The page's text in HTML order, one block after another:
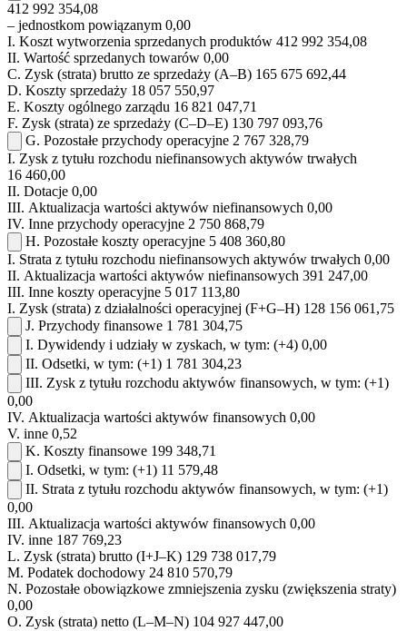
412 992 354,08
– jednostkom powiązanym 0,00
I. Koszt wytworzenia sprzedanych produktów 412 992 354,08
II. Wartość sprzedanych towarów 0,00
C. Zysk (strata) brutto ze sprzedaży (A–B) 165 675 692,44
D. Koszty sprzedaży 18 057 550,97
E. Koszty ogólnego zarządu 16 821 047,71
F. Zysk (strata) ze sprzedaży (C–D–E) 130 797 093,76
G. Pozostałe przychody operacyjne 2 767 328,79
I. Zysk z tytułu rozchodu niefinansowych aktywów trwałych
16 460,00
II. Dotacje 0,00
III. Aktualizacja wartości aktywów niefinansowych 0,00
IV. Inne przychody operacyjne 2 750 868,79
H. Pozostałe koszty operacyjne 5 408 360,80
I. Strata z tytułu rozchodu niefinansowych aktywów trwałych 0,00
II. Aktualizacja wartości aktywów niefinansowych 391 247,00
III. Inne koszty operacyjne 5 017 113,80
I. Zysk (strata) z działalności operacyjnej (F+G–H) 128 156 061,75
J. Przychody finansowe 1 781 304,75
I. Dywidendy i udziały w zyskach, w tym: (+4) 0,00
II. Odsetki, w tym: (+1) 1 781 304,23
III. Zysk z tytułu rozchodu aktywów finansowych, w tym: (+1)
0,00
IV. Aktualizacja wartości aktywów finansowych 0,00
V. inne 0,52
K. Koszty finansowe 199 348,71
I. Odsetki, w tym: (+1) 11 579,48
II. Strata z tytułu rozchodu aktywów finansowych, w tym: (+1)
0,00
III. Aktualizacja wartości aktywów finansowych 0,00
IV. inne 187 769,23
L. Zysk (strata) brutto (I+J–K) 129 738 017,79
M. Podatek dochodowy 24 810 570,79
N. Pozostałe obowiązkowe zmniejszenia zysku (zwiększenia straty)
0,00
O. Zysk (strata) netto (L–M–N) 104 927 447,00